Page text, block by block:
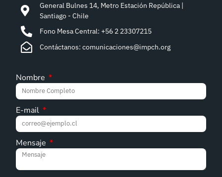
General Bulnes 14, Metro Estación República |
Santiago - Chile
Fono Mesa Central: +56 2 23307215
Contáctanos: comunicaciones@impch.org
Nombre
E-mail
Mensaje